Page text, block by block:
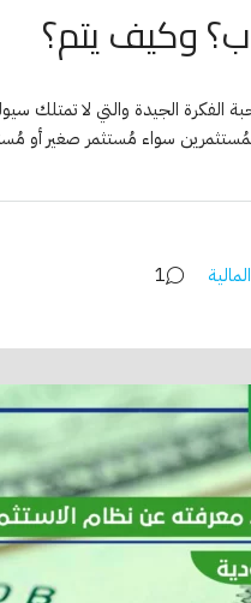
وكيف يتم؟
الفكرة الجيدة والتي لا تمتلك
سواء مُستثمر صغير أو
1